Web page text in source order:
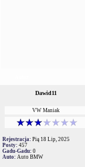
Dawid11
VW Maniak
Rejestracja: Pią 18 Lip, 2025
Posty: 457
Gadu-Gadu: 0
Auto: Auto BMW